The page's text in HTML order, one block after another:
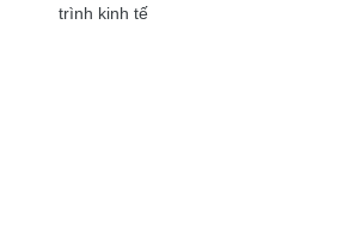
trình kinh tế